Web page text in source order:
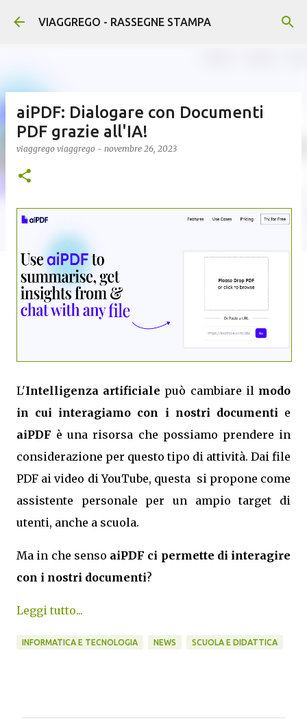
Passa ai contenuti principali
VIAGGREGO - RASSEGNE STAMPA
aiPDF: Dialogare con Documenti
PDF grazie all'IA!
viaggrego viaggrego - novembre 26, 2023
L'Intelligenza artificiale può cambiare il modo
in cui interagiamo con i nostri documenti e
aiPDF è una risorsa che possiamo prendere in
considerazione per questo tipo di attività. Dai file
PDF ai video di YouTube, questa si propone come
assistente personale per un ampio target di
utenti, anche a scuola.
Ma in che senso aiPDF ci permette di interagire
con i nostri documenti?
Leggi tutto...
INFORMATICA E TECNOLOGIA NEWS SCUOLA E DIDATTICA